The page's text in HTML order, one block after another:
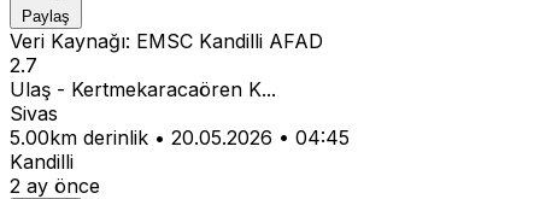
Paylaş
Veri Kaynağı: EMSC Kandilli AFAD
2.7
Ulaş - Kertmekaracaören K...
Sivas
5.00km derinlik • 20.05.2026 • 04:45
Kandilli
2 ay önce